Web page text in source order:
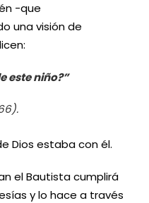
-que
una visión de
este niño?”
Dios estaba con él.
el Bautista cumplirá
y lo hace a través